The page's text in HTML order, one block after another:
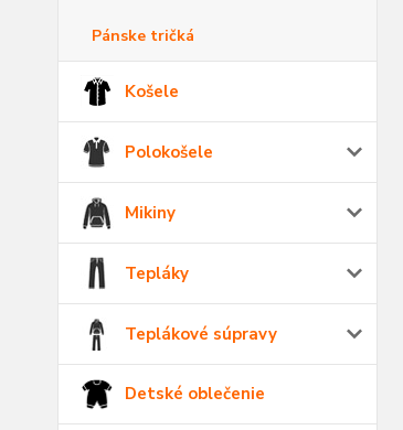
Pánske tričká
Košele
Polokošele
Mikiny
Tepláky
Teplákové súpravy
Detské oblečenie